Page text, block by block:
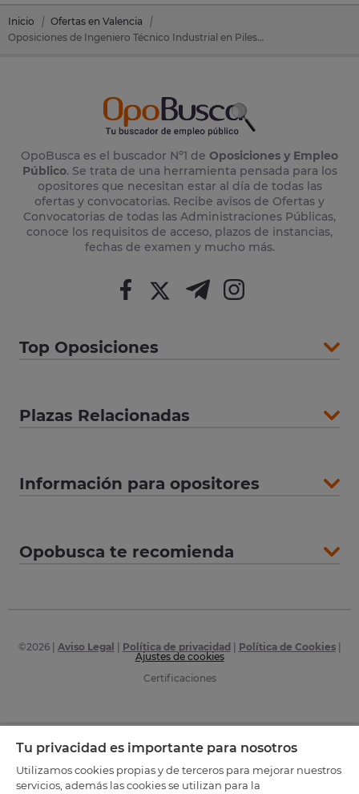
Inicio
Ofertas en Valencia
Oposiciones de Ingeniero Técnico Industrial en Piles (Valencia)
OpoBusca es el buscador Nº1 de Oposiciones y Empleo
Público. Se trata de una herramienta pensada para los
opositores que necesitan estar al día de todas las
ofertas y convocatorias. Recibe avisos de Ofertas y
Convocatorias de todas las Administraciones Públicas,
conoce los requisitos de acceso, plazos de instancias,
fechas de examen y mucho más.
Top Oposiciones
Plazas Relacionadas
Información para opositores
Opobusca te recomienda
©2026| Aviso Legal Política de privacidad Política de Cookies|
Ajustes de cookies
Certificaciones
Tu privacidad es importante para nosotros
Utilizamos cookies propias y de terceros para mejorar nuestros
servicios, además las cookies se utilizan para la